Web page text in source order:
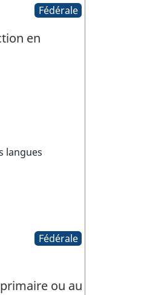
Fédérale
en
langues
Fédérale
ou au